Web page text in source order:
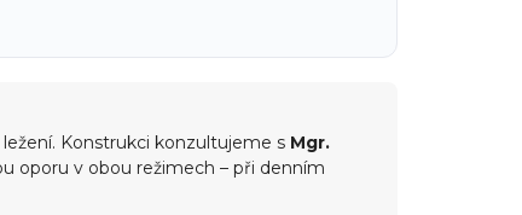
Konstrukci konzultujeme s Mgr.
oporu v obou režimech – při denním